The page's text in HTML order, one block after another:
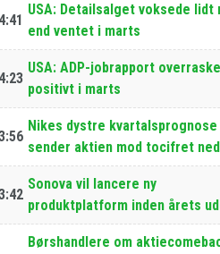
USA: Detailsalget voksede lidt
end ventet i marts
USA: ADP-jobrapport
positivt i marts
Nikes dystre kvartalsprognose
sender aktien mod tocifret
Sonova vil lancere ny
produktplatform inden årets
Børshandlere om